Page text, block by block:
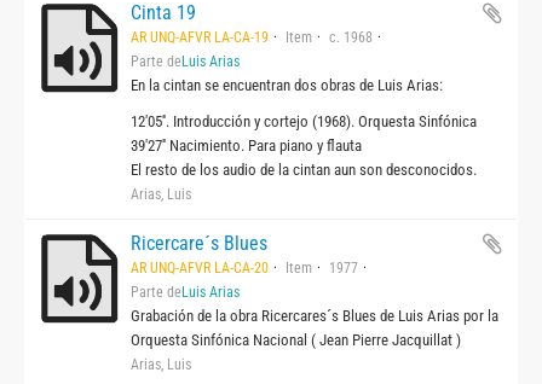
Cinta 19
AR UNQ-AFVR LA-CA-19 Item
c. 1968
Parte de Luis Arias
En la cintan se encuentran dos obras de Luis Arias:
12'05''. Introducción y cortejo (1968). Orquesta Sinfónica
39'27'' Nacimiento. Para piano y flauta
El resto de los audio de la cintan aun son desconocidos.
Arias, Luis
Ricercare´s Blues
AR UNQ-AFVR LA-CA-20 Item
1977
Parte de Luis Arias
Grabación de la obra Ricercares´s Blues de Luis Arias por la
Orquesta Sinfónica Nacional ( Jean Pierre Jacquillat )
Arias, Luis